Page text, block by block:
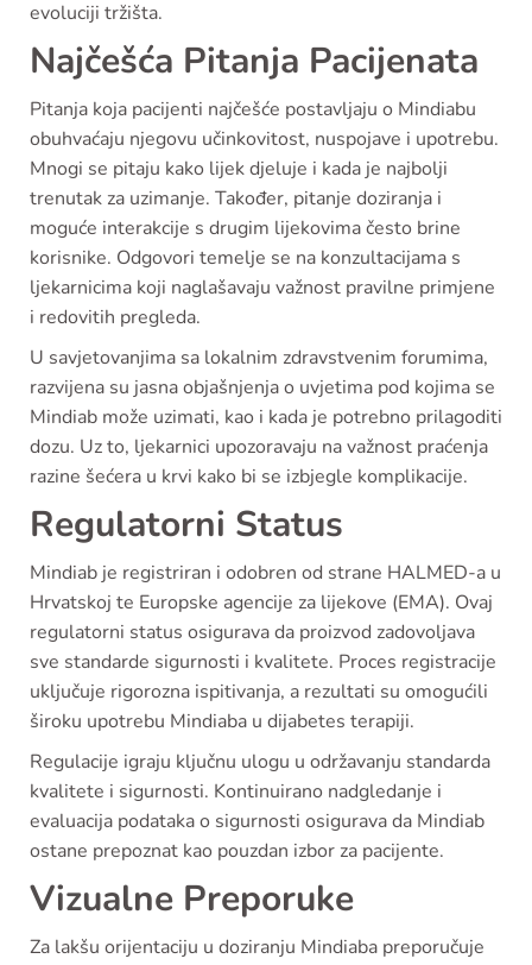
evoluciji tržišta.
Najčešća Pitanja Pacijenata
Pitanja koja pacijenti najčešće postavljaju o Mindiabu
obuhvaćaju njegovu učinkovitost, nuspojave i upotrebu.
Mnogi se pitaju kako lijek djeluje i kada je najbolji
trenutak za uzimanje. Također, pitanje doziranja i
moguće interakcije s drugim lijekovima često brine
korisnike. Odgovori temelje se na konzultacijama s
ljekarnicima koji naglašavaju važnost pravilne primjene
i redovitih pregleda.
U savjetovanjima sa lokalnim zdravstvenim forumima,
razvijena su jasna objašnjenja o uvjetima pod kojima se
Mindiab može uzimati, kao i kada je potrebno prilagoditi
dozu. Uz to, ljekarnici upozoravaju na važnost praćenja
razine šećera u krvi kako bi se izbjegle komplikacije.
Regulatorni Status
Mindiab je registriran i odobren od strane HALMED-a u
Hrvatskoj te Europske agencije za lijekove (EMA). Ovaj
regulatorni status osigurava da proizvod zadovoljava
sve standarde sigurnosti i kvalitete. Proces registracije
uključuje rigorozna ispitivanja, a rezultati su omogućili
široku upotrebu Mindiaba u dijabetes terapiji.
Regulacije igraju ključnu ulogu u održavanju standarda
kvalitete i sigurnosti. Kontinuirano nadgledanje i
evaluacija podataka o sigurnosti osigurava da Mindiab
ostane prepoznat kao pouzdan izbor za pacijente.
Vizualne Preporuke
Za lakšu orijentaciju u doziranju Mindiaba preporučuje